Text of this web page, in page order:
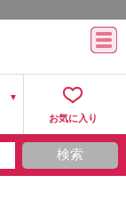
お気に入り
検索